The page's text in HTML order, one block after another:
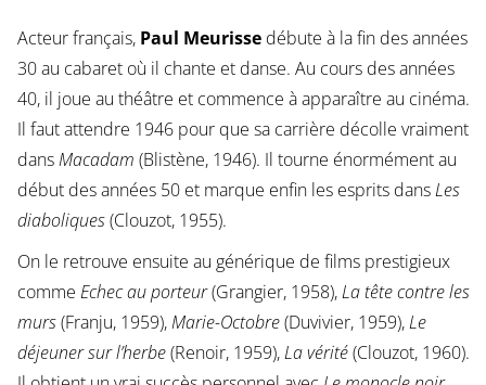
Acteur français, Paul Meurissedébute à la fin des années
30 au cabaret où il chante et danse. Au cours des années
40, il joue au théâtre et commence à apparaître au cinéma.
Il faut attendre 1946 pour que sa carrière décolle vraiment
dansMacadam (Blistène, 1946). Il tourne énormément au
début des années 50 et marque enfin les esprits dansLes
diaboliques(Clouzot, 1955).
On le retrouve ensuite au générique de films prestigieux
comme Echec au porteur(Grangier, 1958),La tête contre les
murs(Franju, 1959),Marie-Octobre(Duvivier, 1959),Le
déjeuner sur l’herbe(Renoir, 1959),La vérité(Clouzot, 1960).